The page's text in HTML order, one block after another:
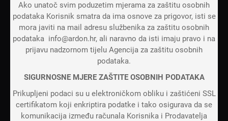
Ako unatoč svim poduzetim mjerama za zaštitu osobnih
podataka Korisnik smatra da ima osnove za prigovor, isti se
mora javiti na mail adresu službenika za zaštitu osobnih
podataka info@ardon.hr, ali naravno da isti imaju pravo i na
prijavu nadzornom tijelu Agencija za zaštitu osobnih
podataka.
SIGURNOSNE MJERE ZAŠTITE OSOBNIH PODATAKA
Prikupljeni podaci su u elektroničkom obliku i zaštićeni SSL
certifikatom koji enkriptira podatke i tako osigurava da se
komunikacija između računala Korisnika i Prodavatelja